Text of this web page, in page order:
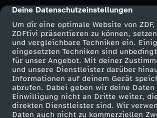
cmp-dialog-description
Deine Datenschutzeinstellungen
Um dir eine optimale Website von ZDF,
ZDFtivi präsentieren zu können,
und vergleichbare Techniken ein.
eingesetzten Techniken sind
für unser Angebot. Mit deiner
und unsere Dienstleister darüber
Informationen auf deinem Gerät
abrufen. Dabei geben wir deine Daten
Einwilligung nicht an Dritte weiter,
direkten Dienstleister sind. Wir
Daten auch nicht zu kommerziellen
e
r
g
e
s
Mehr ZDF
ZDF-Apps
Smart TV
ZDFtext
Service
ZDFmitreden
Kontakt zum
Tickets